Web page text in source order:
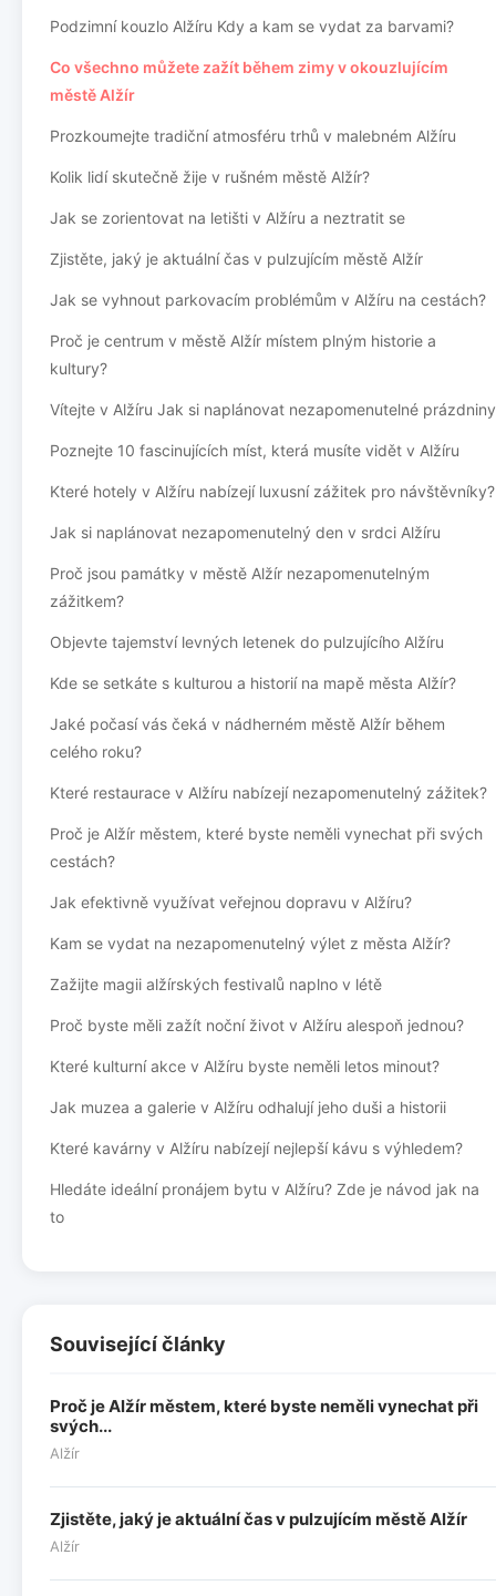
Podzimní kouzlo Alžíru Kdy a kam se vydat za barvami?
Co všechno můžete zažít během zimy v okouzlujícím
městě Alžír
Prozkoumejte tradiční atmosféru trhů v malebném Alžíru
Kolik lidí skutečně žije v rušném městě Alžír?
Jak se zorientovat na letišti v Alžíru a neztratit se
Zjistěte, jaký je aktuální čas v pulzujícím městě Alžír
Jak se vyhnout parkovacím problémům v Alžíru na cestách?
Proč je centrum v městě Alžír místem plným historie a
kultury?
Vítejte v Alžíru Jak si naplánovat nezapomenutelné prázdniny
Poznejte 10 fascinujících míst, která musíte vidět v Alžíru
Které hotely v Alžíru nabízejí luxusní zážitek pro návštěvníky?
Jak si naplánovat nezapomenutelný den v srdci Alžíru
Proč jsou památky v městě Alžír nezapomenutelným
zážitkem?
Objevte tajemství levných letenek do pulzujícího Alžíru
Kde se setkáte s kulturou a historií na mapě města Alžír?
Jaké počasí vás čeká v nádherném městě Alžír během
celého roku?
Které restaurace v Alžíru nabízejí nezapomenutelný zážitek?
Proč je Alžír městem, které byste neměli vynechat při svých
cestách?
Jak efektivně využívat veřejnou dopravu v Alžíru?
Kam se vydat na nezapomenutelný výlet z města Alžír?
Zažijte magii alžírských festivalů naplno v létě
Proč byste měli zažít noční život v Alžíru alespoň jednou?
Které kulturní akce v Alžíru byste neměli letos minout?
Jak muzea a galerie v Alžíru odhalují jeho duši a historii
Které kavárny v Alžíru nabízejí nejlepší kávu s výhledem?
Hledáte ideální pronájem bytu v Alžíru? Zde je návod jak na
to
Související články
Proč je Alžír městem, které byste neměli vynechat při
svých...
Alžír
Zjistěte, jaký je aktuální čas v pulzujícím městě Alžír
Alžír